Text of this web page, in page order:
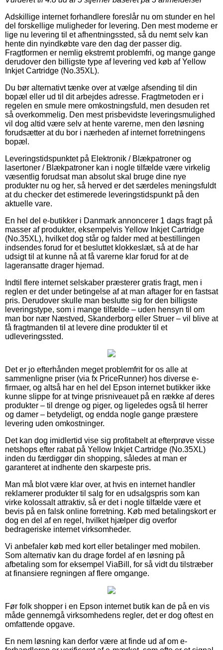
Adskillige internet forhandlere foreslår nu om stunder en hel
del forskellige muligheder for levering. Den mest moderne er
lige nu levering til et afhentningssted, så du nemt selv kan
hente din nyindkøbte vare den dag der passer dig.
Fragtformen er nemlig ekstremt problemfri, og mange gange
derudover den billigste type af levering ved køb af Yellow
Inkjet Cartridge (No.35XL).
Du bør alternativt tænke over at vælge afsending til din
bopæl eller ud til dit arbejdes adresse. Fragtmetoden er i
regelen en smule mere omkostningsfuld, men desuden ret
så overkommelig. Den mest prisbevidste leveringsmulighed
vil dog altid være selv at hente varerne, men den løsning
forudsætter at du bor i nærheden af internet forretningens
bopæl.
Leveringstidspunktet på Elektronik / Blækpatroner og
lasertoner / Blækpatroner kan i nogle tilfælde være virkelig
væsentlig forudsat man absolut skal bruge dine nye
produkter nu og her, så herved er det særdeles meningsfuldt
at du checker det estimerede leveringstidspunkt på den
aktuelle vare.
En hel del e-butikker i Danmark annoncerer 1 dags fragt på
masser af produkter, eksempelvis Yellow Inkjet Cartridge
(No.35XL), hvilket dog står og falder med at bestillingen
indsendes forud for et besluttet klokkeslæt, så at de har
udsigt til at kunne nå at få varerne klar forud for at de
lageransatte drager hjemad.
Indtil flere internet selskaber præsterer gratis fragt, men i
reglen er det under betingelse af at man aftager for en fastsat
pris. Derudover skulle man beslutte sig for den billigste
leveringstype, som i mange tilfælde – uden hensyn til om
man bor nær Næstved, Skanderborg eller Struer – vil blive at
få fragtmanden til at levere dine produkter til et
udleveringssted.
Det er jo efterhånden meget problemfrit for os alle at
sammenligne priser (via fx PriceRunner) hos diverse e-
firmaer, og altså har en hel del Epson internet butikker ikke
kunne slippe for at tvinge prisniveauet på en række af deres
produkter – til drenge og piger, og ligeledes også til herrer
og damer – betydeligt, og endda nogle gange præstere
levering uden omkostninger.
Det kan dog imidlertid vise sig profitabelt at efterprøve visse
netshops efter rabat på Yellow Inkjet Cartridge (No.35XL)
inden du færdiggør din shopping, således at man er
garanteret at indhente den skarpeste pris.
Man må blot være klar over, at hvis en internet handler
reklamerer produkter til salg for en udsalgspris som kan
virke kolossalt attraktiv, så er det i nogle tilfælde være et
bevis på en falsk online forretning. Køb med betalingskort er
dog en del af en regel, hvilket hjælper dig overfor
bedrageriske internet virksomheder.
Vi anbefaler køb med kort eller betalinger med mobilen.
Som alternativ kan du drage fordel af en løsning på
afbetaling som for eksempel ViaBill, for så vidt du tilstræber
at finansiere regningen af flere omgange.
Før folk shopper i en Epson internet butik kan de på en vis
måde gennemgå virksomhedens regler, det er dog oftest en
omfattende opgave.
En nem løsning kan derfor være at finde ud af om e-